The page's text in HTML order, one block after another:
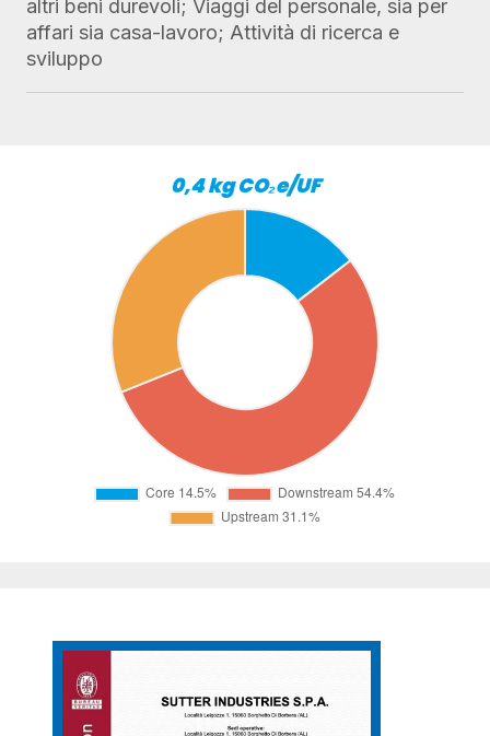
altri beni durevoli; Viaggi del personale, sia per
affari sia casa-lavoro; Attività di ricerca e
sviluppo
0,4 kg CO₂e/UF